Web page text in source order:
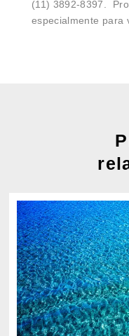
(11) 3892-8397.
especialmente para